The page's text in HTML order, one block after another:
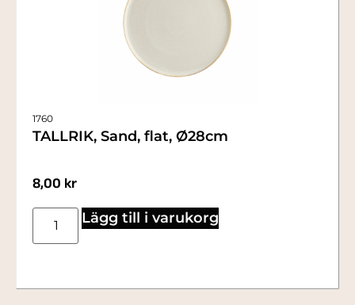
1760
TALLRIK, Sand, flat, Ø28cm
8,00 kr
Lägg till i varukorg